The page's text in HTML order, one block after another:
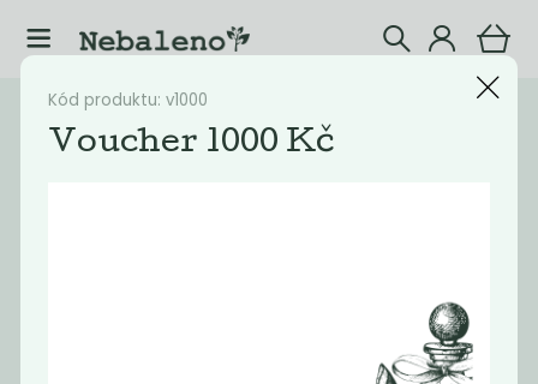
Katalog Ostatní
Kód produktu: v1000
Voucher 1000 Kč